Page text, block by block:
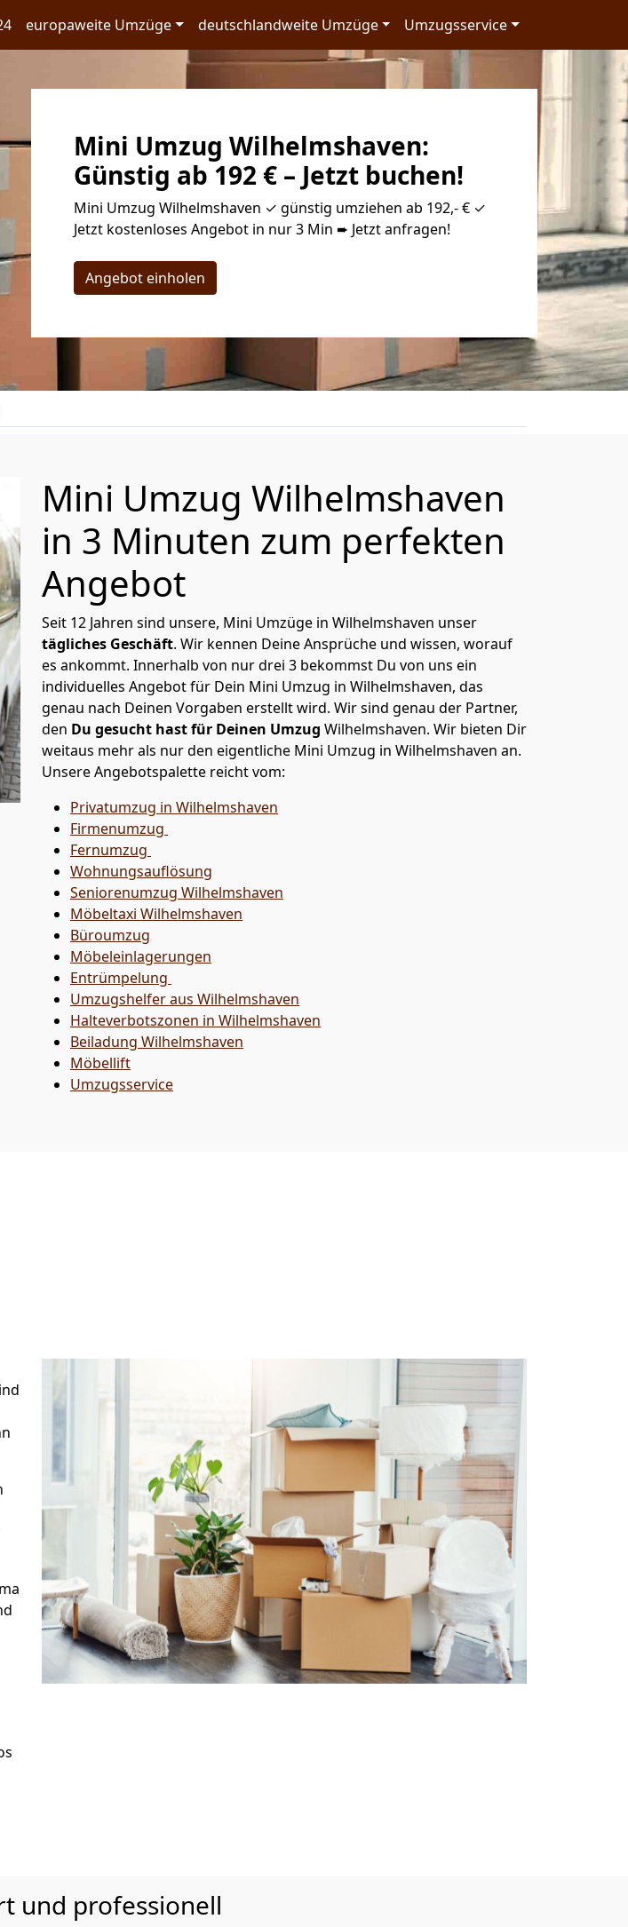
europaweite Umzüge deutschlandweite Umzüge Umzugsservice
Mini Umzug Wilhelmshaven:
Günstig ab 192 € – Jetzt buchen!
Mini Umzug Wilhelmshaven ✓ günstig umziehen ab 192,- € ✓
Jetzt kostenloses Angebot in nur 3 Min ➨ Jetzt anfragen!
Angebot einholen
Mini Umzug Wilhelmshaven
in 3 Minuten zum perfekten
Angebot
Seit 12 Jahren sind unsere, Mini Umzüge in Wilhelmshaven unser
tägliches Geschäft. Wir kennen Deine Ansprüche und wissen, worauf
es ankommt. Innerhalb von nur drei 3 bekommst Du von uns ein
individuelles Angebot für Dein Mini Umzug in Wilhelmshaven, das
genau nach Deinen Vorgaben erstellt wird. Wir sind genau der Partner,
den Du gesucht hast für Deinen Umzug Wilhelmshaven. Wir bieten Dir
weitaus mehr als nur den eigentliche Mini Umzug in Wilhelmshaven an.
Unsere Angebotspalette reicht vom:
Privatumzug in Wilhelmshaven
Firmenumzug
Fernumzug
Wohnungsauflösung
Seniorenumzug Wilhelmshaven
Möbeltaxi Wilhelmshaven
Büroumzug
Möbeleinlagerungen
Entrümpelung
Umzugshelfer aus Wilhelmshaven
Halteverbotszonen in Wilhelmshaven
Beiladung Wilhelmshaven
Möbellift
Umzugsservice
und professionell